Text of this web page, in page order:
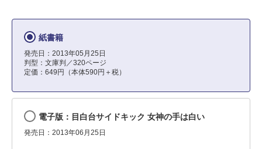
紙書籍
発売日：2013年05月25日
判型：文庫判／320ページ
定価：649円（本体590円＋税）
電子版：目白台サイドキック 女神の手は白い
発売日：2013年06月25日